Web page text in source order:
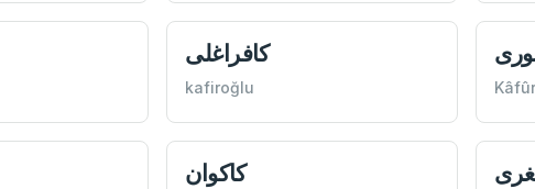
كافراغلی
kafiroğlu
كاكوان